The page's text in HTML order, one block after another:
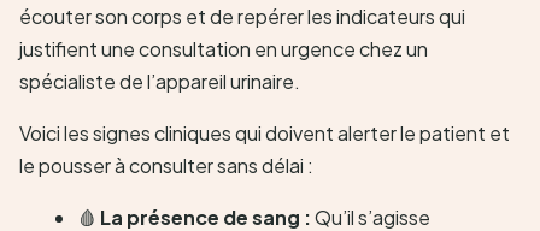
écouter son corps et de repérer les indicateurs qui
justifient une consultation en urgence chez un
spécialiste de l’appareil urinaire.
Voici les signes cliniques qui doivent alerter le patient et
le pousser à consulter sans délai :
🩸 La présence de sang :Qu’il s’agisse